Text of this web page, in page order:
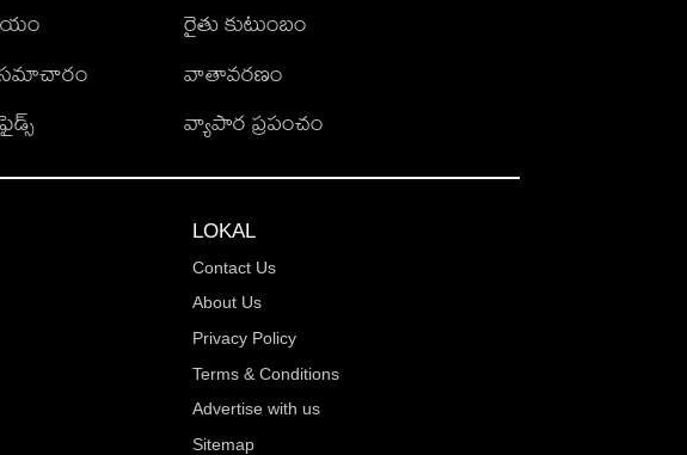
సమాచారం
రైతు కుటుంబం
వాతావరణం
వ్యాపార ప్రపంచం
LOKAL
Contact Us
About Us
Privacy Policy
Terms & Conditions
Advertise with us
Sitemap